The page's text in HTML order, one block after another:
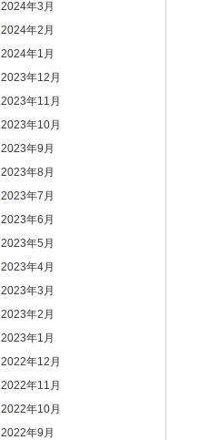
2024年3月
2024年2月
2024年1月
2023年12月
2023年11月
2023年10月
2023年9月
2023年8月
2023年7月
2023年6月
2023年5月
2023年4月
2023年3月
2023年2月
2023年1月
2022年12月
2022年11月
2022年10月
2022年9月